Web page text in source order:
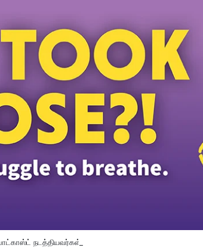
நடத்தியவர்கள் கைது: போலீஸாரின் இரட்டை